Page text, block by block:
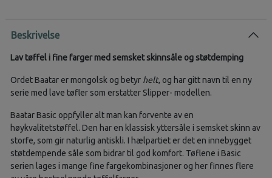
Beskrivelse
Lav tøffel i fine farger med semsket skinnsåle og støtdemping
Ordet Baatar er mongolsk og betyr helt, og har gitt navn til en ny
serie med lave tøfler som erstatter Slipper- modellen.
Baatar Basic oppfyller alt man kan forvente av en
høykvalitetstøffel. Den har en klassisk yttersåle i semsket skinn av
storfe, som gir naturlig antiskli. I hælpartiet er det en innebygget
støtdempende såle som bidrar til god komfort. Tøflene i Basic
serien lages i mange fine fargekombinasjoner og her finnes flere